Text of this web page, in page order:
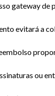
gateway de
evitará a
ou